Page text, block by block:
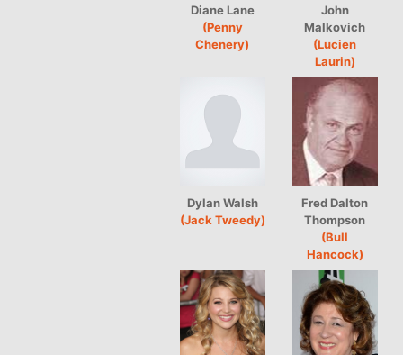
Diane Lane
(Penny
Chenery)
John
Malkovich
(Lucien
Laurin)
Dylan Walsh
(Jack Tweedy)
Fred Dalton
Thompson
(Bull
Hancock)